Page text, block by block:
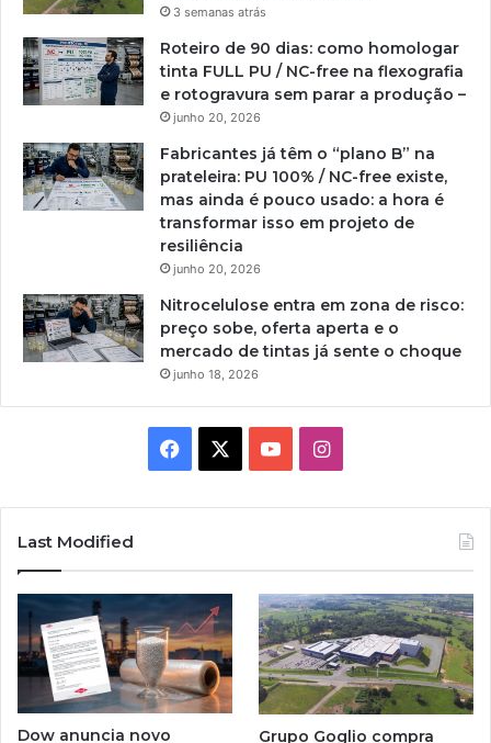
3 semanas atrás
Roteiro de 90 dias: como homologar
tinta FULL PU / NC-free na flexografia
e rotogravura sem parar a produção –
junho 20, 2026
Fabricantes já têm o “plano B” na
prateleira: PU 100% / NC-free existe,
mas ainda é pouco usado: a hora é
transformar isso em projeto de
resiliência
junho 20, 2026
Nitrocelulose entra em zona de risco:
preço sobe, oferta aperta e o
mercado de tintas já sente o choque
junho 18, 2026
Facebook YouTubeInstagram
Last Modified
Dow anuncia novo
Grupo Goglio compra